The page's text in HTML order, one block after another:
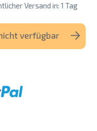
Versand in: 1 Tag
verfügbar